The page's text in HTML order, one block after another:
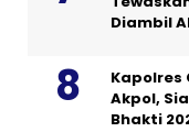
Diambil
Kapolres
Akpol,
Bhakti